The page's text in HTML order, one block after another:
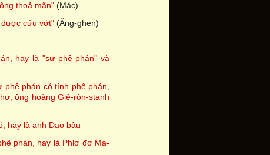
thoả mãn" (Mác)
được cứu vớt" (Ăng-ghen)
hay là "sự phê phán" và
phán có tính phê phán,
ông hoàng Giê-rôn-stanh
hay là anh Dao bầu
phán, hay là Phlơ đơ Ma-